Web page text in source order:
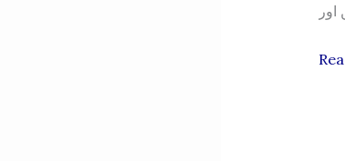
اور